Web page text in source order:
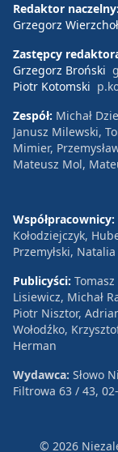
Redaktor naczelny:
Grzegorz
Zastępcy
Grzegorz Broński
Piotr Kotomski
Zespół: Michał
Janusz Milewski,
Mimier,
Mateusz Mol,
Współpracownicy:
Kołodziejczyk,
Przemyłski,
Publicyści:
Lisiewicz, Michał
Piotr Nisztor,
Wołodźko,
Herman
Wydawca: Słowo
Filtrowa 63 / 43,
© 2026